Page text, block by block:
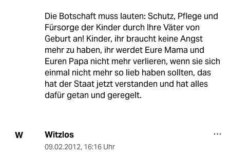
Die Botschaft muss lauten: Schutz, Pflege und
Fürsorge der Kinder durch Ihre Väter von
Geburt an! Kinder, ihr braucht keine Angst
mehr zu haben, ihr werdet Eure Mama und
Euren Papa nicht mehr verlieren, wenn sie sich
einmal nicht mehr so lieb haben sollten, das
hat der Staat jetzt verstanden und hat alles
dafür getan und geregelt.
W Witzlos
09.02.2012, 16:16 Uhr